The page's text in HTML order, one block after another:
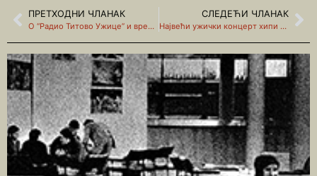
ПРЕТХОДНИ ЧЛАНАК
О “Радио Титово Ужице” и времену када је настао
СЛЕДЕЋИ ЧЛАНАК
Највећи ужички концерт хипи времена